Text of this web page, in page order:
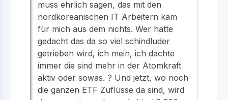
muss ehrlich sagen, das mit den
nordkoreanischen IT Arbeitern kam
für mich aus dem nichts. Wer hätte
gedacht das da so viel schindluder
getrieben wird, ich mein, ich dachte
immer die sind mehr in der Atomkraft
aktiv oder sowas. ? Und jetzt, wo noch
die ganzen ETF Zuflüsse da sind, wird